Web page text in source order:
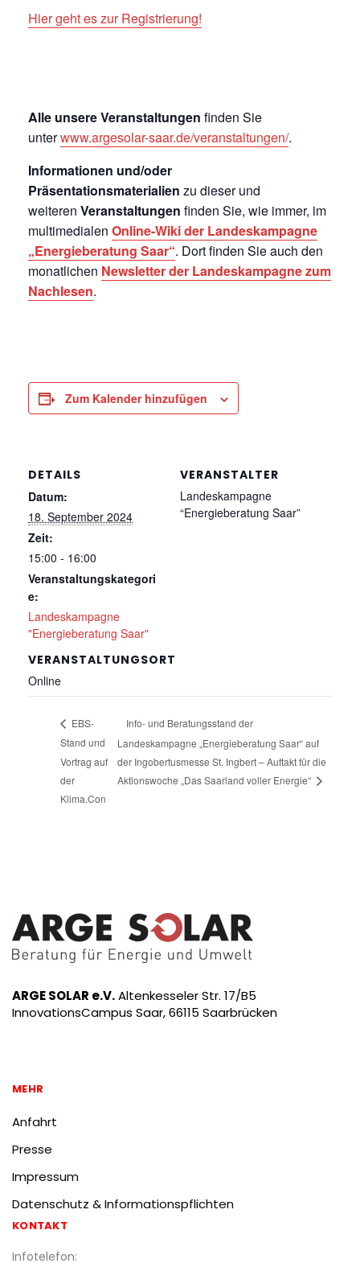
Hier geht es zur Registrierung!
Alle unsere Veranstaltungen finden Sie
unterwww.argesolar-saar.de/veranstaltungen/.
Informationen und/oder
Präsentationsmaterialien zu dieser und
weiteren Veranstaltungen finden Sie, wie immer, im
multimedialen Online-Wiki der Landeskampagne
„Energieberatung Saar“. Dort finden Sie auch den
monatlichen Newsletter der Landeskampagne zum
Nachlesen.
Zum Kalender hinzufügen
DETAILS
Datum:
18. September 2024
Zeit:
15:00 - 16:00
Veranstaltungskategori
e:
Landeskampagne
"Energieberatung Saar"
VERANSTALTUNGSORT
Online
VERANSTALTER
Landeskampagne
“Energieberatung Saar”
EBS-
Stand und
Vortrag auf
der
Klima.Con
Info- und Beratungsstand der
Landeskampagne „Energieberatung Saar“ auf
der Ingobertusmesse St. Ingbert – Auftakt für die
Aktionswoche „Das Saarland voller Energie“
ARGE SOLAR e.V.Altenkesseler Str. 17/B5
InnovationsCampus Saar, 66115 Saarbrücken
MEHR
Anfahrt
Presse
Impressum
Datenschutz & Informationspflichten
KONTAKT
Infotelefon: